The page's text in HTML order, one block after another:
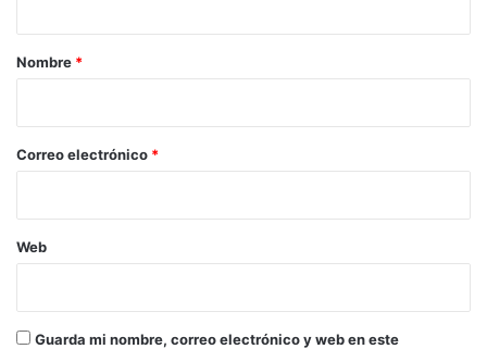
r
*
Nombre *
Correo electrónico *
Web
Guarda mi nombre, correo electrónico y web en este